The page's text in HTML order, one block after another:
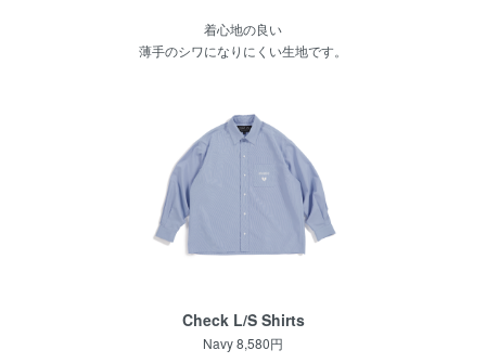
着心地の良い
薄手のシワになりにくい生地です。
Check L/S Shirts
Navy 8,580円